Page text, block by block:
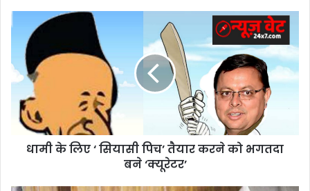
सियासी
तैयार
करने
भगतदाधामी के लिए ‘ सियासी पिच’ तैयार करने को भगतदा
बने ‘क्यूरेटर’